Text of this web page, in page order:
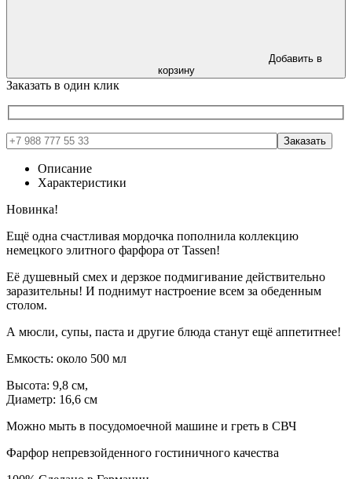
корзину
Заказать в один клик
Описание
Характеристики
Новинка!
Ещё одна счастливая мордочка пополнила коллекцию
немецкого элитного фарфора от Tassen!
Её душевный смех и дерзкое подмигивание действительно
заразительны! И поднимут настроение всем за обеденным
столом.
А мюсли, супы, паста и другие блюда станут ещё аппетитнее!
Емкость: около 500 мл
Высота: 9,8 см,
Диаметр: 16,6 см
Можно мыть в посудомоечной машине и греть в СВЧ
Фарфор непревзойденного гостиничного качества